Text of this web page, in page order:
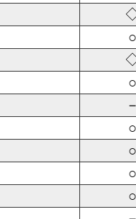
○
○
○
○
○
○